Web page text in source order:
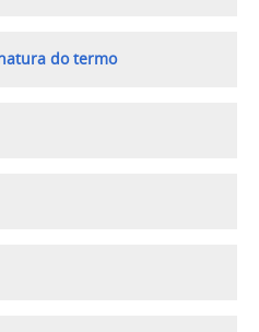
do termo